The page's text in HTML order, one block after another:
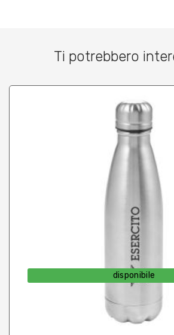
Ti potrebbero
disponibile